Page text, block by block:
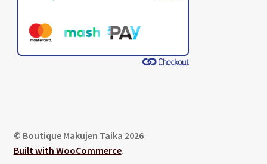
© Boutique Makujen Taika 2026
Built with WooCommerce.